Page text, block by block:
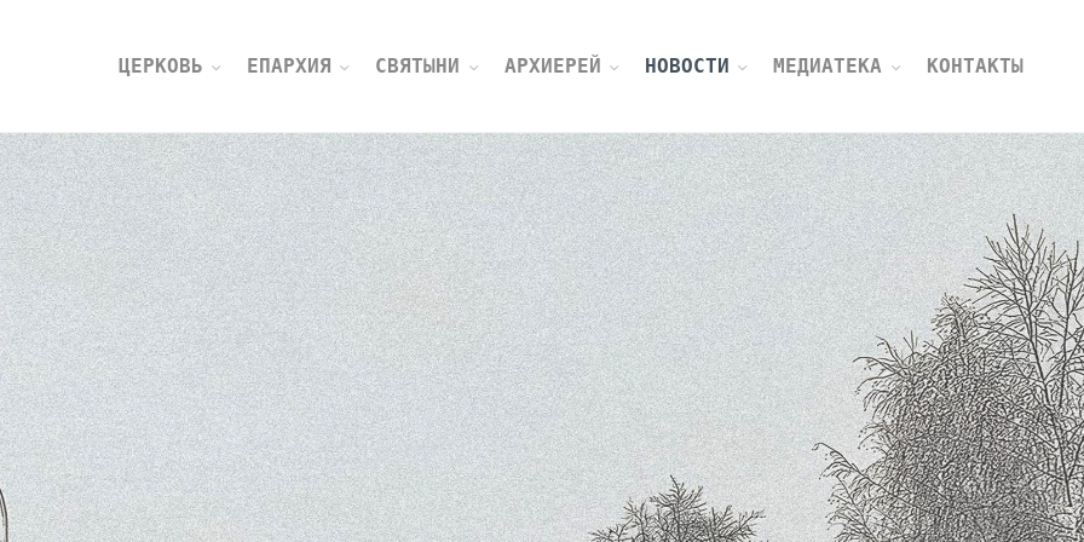
ЦЕРКОВЬ ЕПАРХИЯ СВЯТЫНИ АРХИЕРЕЙ НОВОСТИ МЕДИАТЕКА КОНТАКТЫ